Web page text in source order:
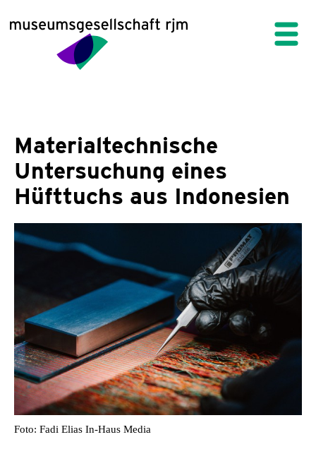
Materialtechnische
Untersuchung eines
Hüfttuchs aus Indonesien
Foto: Fadi Elias In-Haus Media